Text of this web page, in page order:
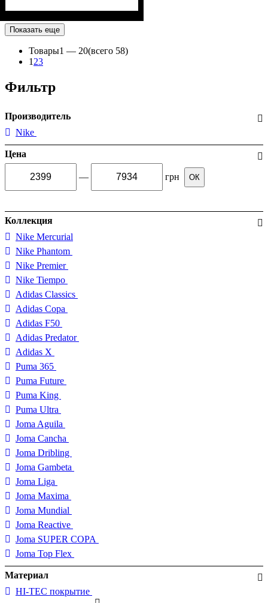
Показать еще
Товары1 — 20(всего 58)
1 23
Фильтр
Производитель
Nike
Цена
— грн ОК
Коллекция
Nike Mercurial
Nike Phantom
Nike Premier
Nike Tiempo
Adidas Classics
Adidas Copa
Adidas F50
Adidas Predator
Adidas X
Puma 365
Puma Future
Puma King
Puma Ultra
Joma Aguila
Joma Cancha
Joma Dribling
Joma Gambeta
Joma Liga
Joma Maxima
Joma Mundial
Joma Reactive
Joma SUPER COPA
Joma Top Flex
Материал
HI-TEC покрытие